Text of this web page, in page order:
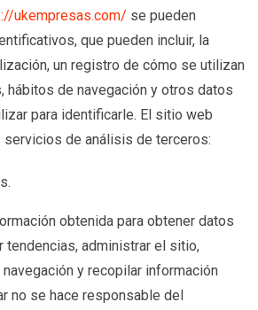
ukempresas.com/ se pueden
que pueden incluir, la
un registro de cómo se utilizan
de navegación y otros datos
para identificarle. El sitio web
de análisis de terceros:
obtenida para obtener datos
tendencias, administrar el sitio,
y recopilar información
no se hace responsable del